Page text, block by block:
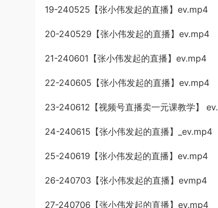
19-240525【张小伟发起的直播】ev.mp4
20-240529【张小伟发起的直播】ev.mp4
21-240601【张小伟发起的直播】ev.mp4
22-240605【张小伟发起的直播】ev.mp4
23-240612【视频号直播卖一元课教学】
24-240615【张小伟发起的直播】_ev.mp4
25-240619【张小伟发起的直播】ev.mp4
26-240703【张小伟发起的直播】evmp4
27-240706【张小伟发起的直播】ev.mp4